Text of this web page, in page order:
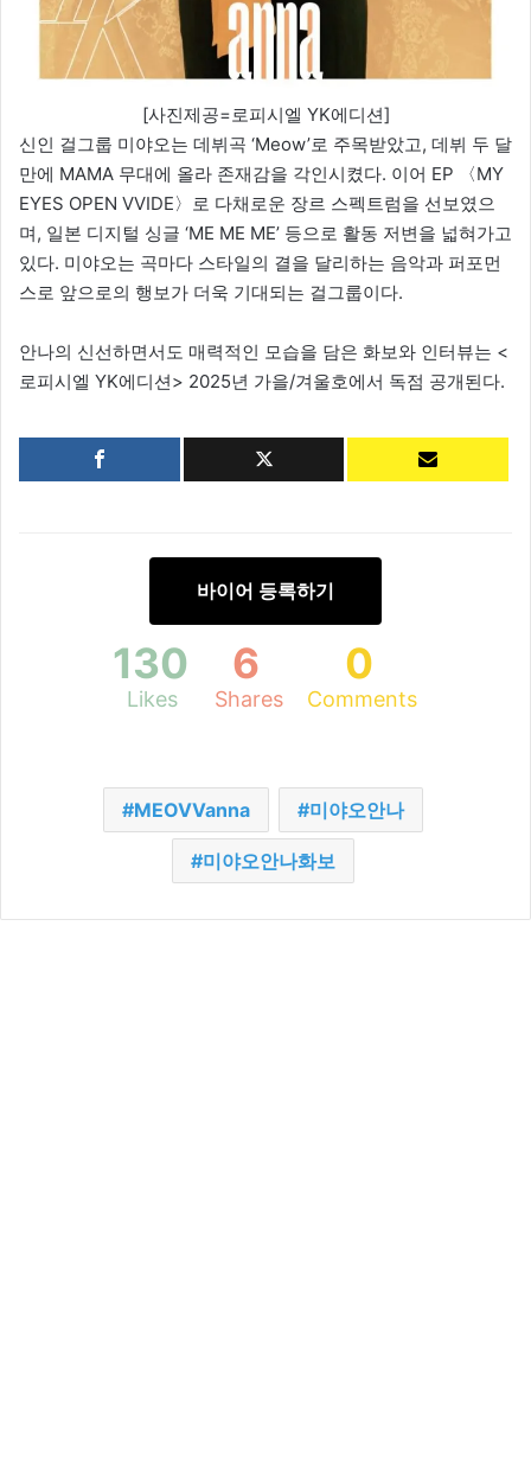
[사진제공=로피시엘 YK에디션]
신인 걸그룹 미야오는 데뷔곡 ‘Meow’로 주목받았고, 데뷔 두 달
만에 MAMA 무대에 올라 존재감을 각인시켰다. 이어 EP 〈MY
EYES OPEN VVIDE〉로 다채로운 장르 스펙트럼을 선보였으
며, 일본 디지털 싱글 ‘ME ME ME’ 등으로 활동 저변을 넓혀가고
있다. 미야오는 곡마다 스타일의 결을 달리하는 음악과 퍼포먼
스로 앞으로의 행보가 더욱 기대되는 걸그룹이다.
안나의 신선하면서도 매력적인 모습을 담은 화보와 인터뷰는 <
로피시엘 YK에디션> 2025년 가을/겨울호에서 독점 공개된다.
바이어 등록하기
130
Likes
6
Shares
0
Comments
MEOVVanna 미야오안나
미야오안나화보